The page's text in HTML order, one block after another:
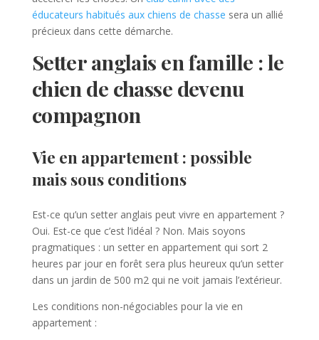
éducateurs habitués aux chiens de chasse sera un allié
précieux dans cette démarche.
Setter anglais en famille : le
chien de chasse devenu
compagnon
Vie en appartement : possible
mais sous conditions
Est-ce qu’un setter anglais peut vivre en appartement ?
Oui. Est-ce que c’est l’idéal ? Non. Mais soyons
pragmatiques : un setter en appartement qui sort 2
heures par jour en forêt sera plus heureux qu’un setter
dans un jardin de 500 m2 qui ne voit jamais l’extérieur.
Les conditions non-négociables pour la vie en
appartement :